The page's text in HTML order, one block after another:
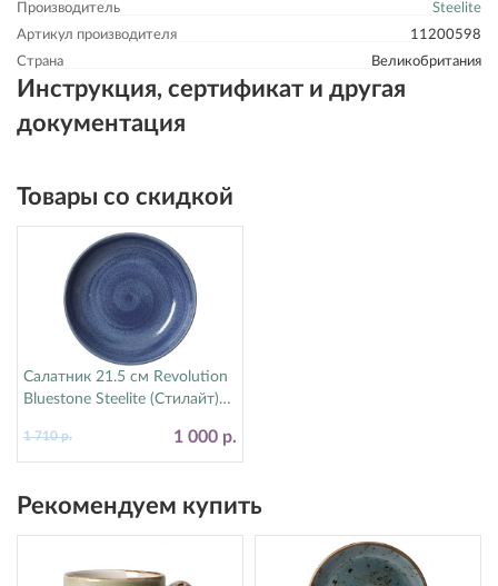
Производитель
Steelite
Артикул производителя
11200598
Страна
Великобритания
Инструкция, сертификат и другая
документация
Товары со скидкой
Салатник 21.5 см Revolution
Bluestone Steelite (Стилайт)
1 000 р.
1 710 р.
Рекомендуем купить